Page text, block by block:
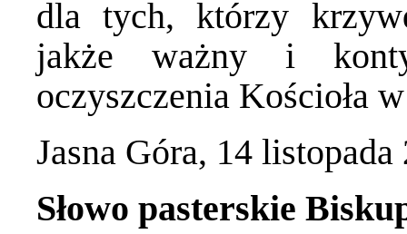
dla tych, którzy
jakże ważny i
oczyszczenia Kościoła
Jasna Góra, 14
Słowo pasterskie